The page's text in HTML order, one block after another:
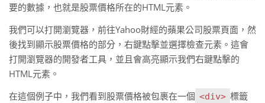
要的數據，也就是股票價格所在的HTML元素。
我們可以打開瀏覽器，前往Yahoo財經的蘋果公司股票頁面，然
後找到顯示股票價格的部分，右鍵點擊並選擇檢查元素。這會
打開瀏覽器的開發者工具，並且會高亮顯示我們右鍵點擊的
HTML元素。
在這個例子中，我們看到股票價格被包裹在一個 <div> 標籤